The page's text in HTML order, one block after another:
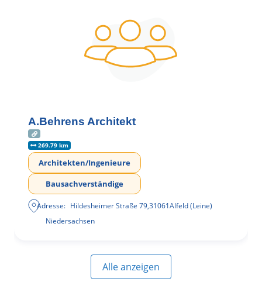
A.Behrens Architekt
269.79 km
Architekten/Ingenieure
Bausachverständige
Adresse: Hildesheimer Straße 79,31061Alfeld (Leine)
Niedersachsen
Alle anzeigen